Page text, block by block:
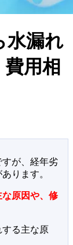
水漏れ
用相
が、経年劣
ります。
な原因や、修
する主な原